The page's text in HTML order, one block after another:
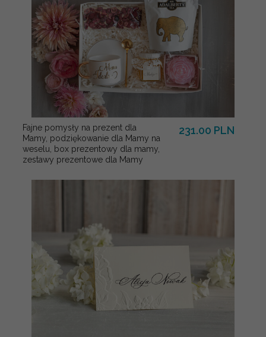
Fajne pomysły na prezent dla
Mamy, podziękowanie dla Mamy na
weselu, box prezentowy dla mamy,
zestawy prezentowe dla Mamy
231.00 PLN